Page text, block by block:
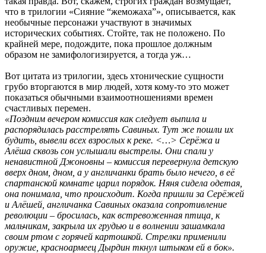
что в трилогии «Сияние “жеможаха”», описывается, как
необычные персонажи участвуют в значимых
исторических событиях. Стойте, так не положено. По
крайней мере, подождите, пока прошлое должным
образом не замифологизируется, а тогда уж…
Вот цитата из трилогии, здесь хтонические сущности
грубо вторгаются в мир людей, хотя кому-то это может
показаться обычными взаимоотношениями времен
счастливых перемен.
«Поздним вечером комиссия как следует выпила и
распорядилась расстрелять Савиных. Тут же пошли их
будить, вывели всех взрослых к реке. <…> Серёжа и
Алёша сквозь сон услышали выстрелы. Они спали у
ненавистной Джоновны – комиссия перевернула детскую
вверх дном, дном, а у англичанки брать было нечего, в её
спартанской комнате царил порядок. Няня сидела одетая,
она понимала, что происходит. Когда пришли за Серёжей
и Алёшей, англичанка Савиных оказала сопротивление
революции – бросилась, как встревоженная птица, к
мальчикам, закрыла их грудью и в волнении зашамкала
своим ртом с горячей картошкой. Стрелки применили
оружие, красноармеец Дырдин ткнул штыком ей в бок».